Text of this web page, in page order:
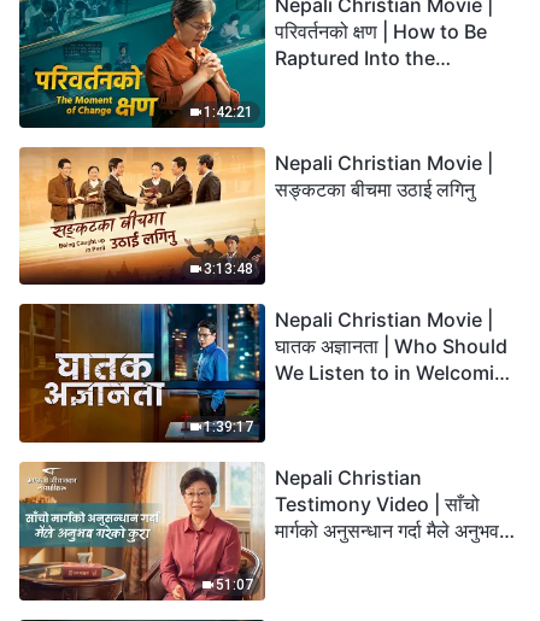
1:42:21
परिवर्तनको क्षण | How to Be
Raptured Into the
3:13:48
Nepali Christian Movie |
सङ्कटका बीचमा उठाई लगिनु
1:39:17
Nepali Christian Movie |
घातक अज्ञानता | Who Should
We Listen to in Welcoming
51:07
Nepali Christian
Testimony Video | साँचो
मार्गको अनुसन्धान गर्दा मैले अनुभव